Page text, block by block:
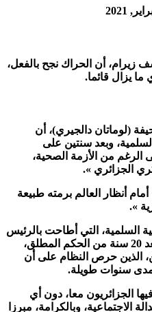
زيرام، أن الحراك نجح بالفعل،
يزال قائما.
(لوماتان دالجيري)، أن
وبعد سنتين على
الرغم من الأزمة الصحية،
الجزائري ».
أنظار العالم برمته طبيعة
».
السلمية، التي أطاحت بالرئيس
عبد العزيز بوتفليقة من السلطة، بعد 20 سنة من الحكم المطلق،
الذين حرص النظام على أن
سنوات طويلة.
الجزائريون معا، دون أي
الاجتماعية، وبالكرامة، مبرزا